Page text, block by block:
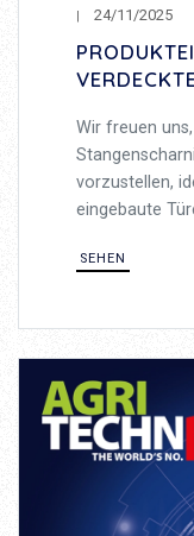
24/11/2025
Wir freuen
vorzustellen,
eingebaute
robust und
SEHEN